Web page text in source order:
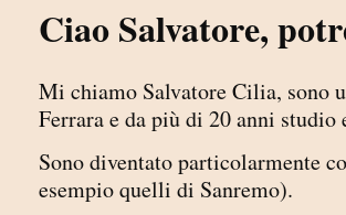
Ciao Salvatore,
Mi chiamo Salvatore Cilia, sono
Ferrara e da più di 20 anni studio
Sono diventato particolarmente
esempio quelli di Sanremo).